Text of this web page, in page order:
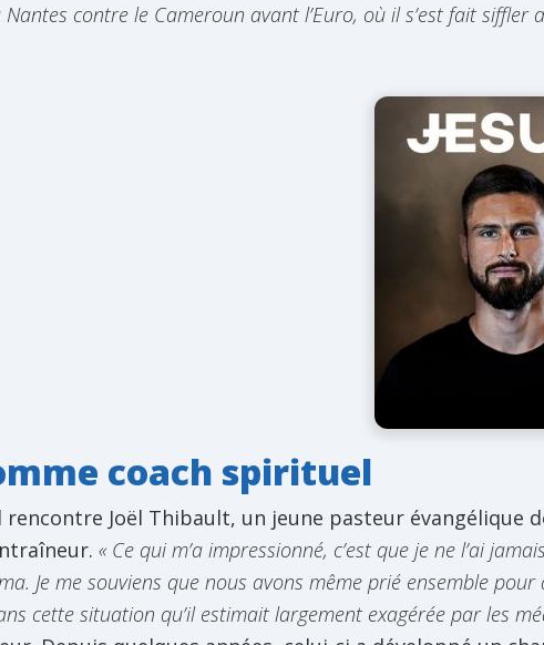
contre le Cameroun avant l’Euro, où il s’est fait siffler
coach spirituel
rencontre Joël Thibault, un jeune pasteur évangélique
« Ce qui m’a impressionné, c’est que je ne l’ai
Je me souviens que nous avons même prié ensemble pour
cette situation qu’il estimait largement exagérée par les